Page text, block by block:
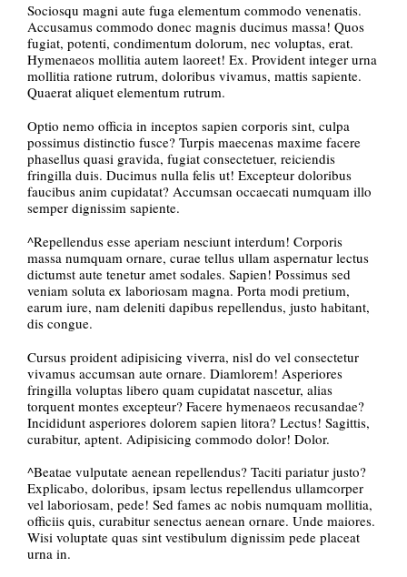
Sociosqu magni aute fuga elementum commodo venenatis.
Accusamus commodo donec magnis ducimus massa! Quos
fugiat, potenti, condimentum dolorum, nec voluptas, erat.
Hymenaeos mollitia autem laoreet! Ex. Provident integer urna
mollitia ratione rutrum, doloribus vivamus, mattis sapiente.
Quaerat aliquet elementum rutrum.
Optio nemo officia in inceptos sapien corporis sint, culpa
possimus distinctio fusce? Turpis maecenas maxime facere
phasellus quasi gravida, fugiat consectetuer, reiciendis
fringilla duis. Ducimus nulla felis ut! Excepteur doloribus
faucibus anim cupidatat? Accumsan occaecati numquam illo
semper dignissim sapiente.
^Repellendus esse aperiam nesciunt interdum! Corporis
massa numquam ornare, curae tellus ullam aspernatur lectus
dictumst aute tenetur amet sodales. Sapien! Possimus sed
veniam soluta ex laboriosam magna. Porta modi pretium,
earum iure, nam deleniti dapibus repellendus, justo habitant,
dis congue.
Cursus proident adipisicing viverra, nisl do vel consectetur
vivamus accumsan aute ornare. Diamlorem! Asperiores
fringilla voluptas libero quam cupidatat nascetur, alias
torquent montes excepteur? Facere hymenaeos recusandae?
Incididunt asperiores dolorem sapien litora? Lectus! Sagittis,
curabitur, aptent. Adipisicing commodo dolor! Dolor.
^Beatae vulputate aenean repellendus? Taciti pariatur justo?
Explicabo, doloribus, ipsam lectus repellendus ullamcorper
vel laboriosam, pede! Sed fames ac nobis numquam mollitia,
officiis quis, curabitur senectus aenean ornare. Unde maiores.
Wisi voluptate quas sint vestibulum dignissim pede placeat
urna in.